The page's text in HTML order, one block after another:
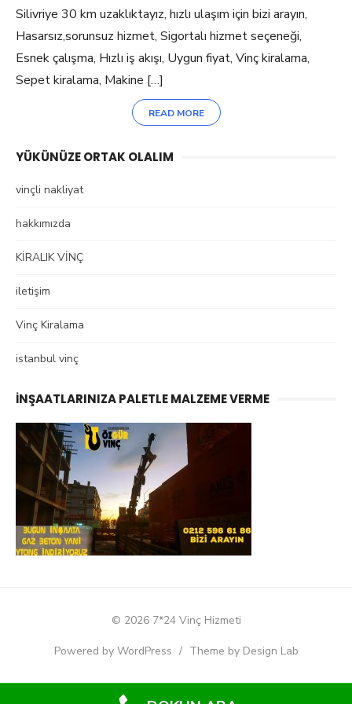
Silivriye 30 km uzaklıktayız, hızlı ulaşım için bizi arayın,
Hasarsız,sorunsuz hizmet, Sigortalı hizmet seçeneği,
Esnek çalışma, Hızlı iş akışı, Uygun fiyat, Vinç kiralama,
Sepet kiralama, Makine […]
READ MORE
YÜKÜNÜZE ORTAK OLALIM
vinçli nakliyat
hakkımızda
KİRALIK VİNÇ
iletişim
Vinç Kiralama
istanbul vinç
İNŞAATLARINIZA PALETLE MALZEME VERME
© 2026 7*24 Vinç Hizmeti
Powered by WordPress / Theme by Design Lab